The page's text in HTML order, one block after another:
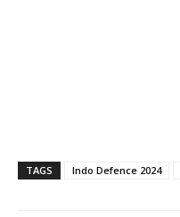
TAGS Indo Defence 2024